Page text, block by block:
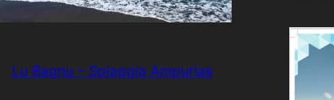
Lu Bagnu – Spiaggia Ampurias